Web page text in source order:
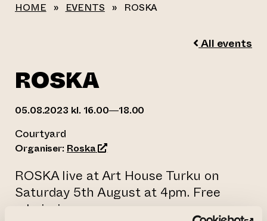
HOME » EVENTS » ROSKA
All events
ROSKA
05.08.2023 kl. 16.00—18.00
Courtyard
Organiser: Roska(opens an external website)
ROSKA live at Art House Turku on
Saturday 5th August at 4pm. Free
admission.